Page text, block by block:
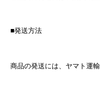
■発送方法
商品の発送には、ヤマト運